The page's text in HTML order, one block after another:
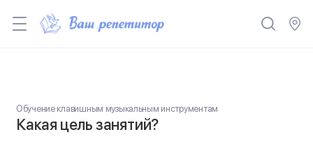
Обучение клавишным музыкальным инструментам
Какая цель занятий?